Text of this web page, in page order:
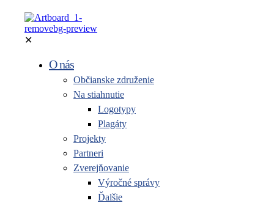
✕
O nás
Občianske združenie
Na stiahnutie
Logotypy
Plagáty
Projekty
Partneri
Zverejňovanie
Výročné správy
Ďalšie